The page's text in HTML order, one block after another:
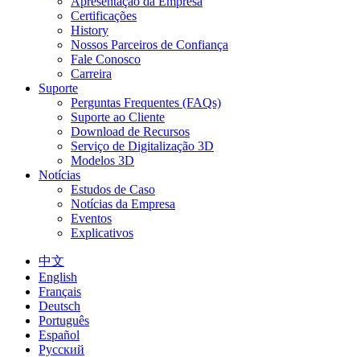
Certificações
History
Nossos Parceiros de Confiança
Fale Conosco
Carreira
Suporte
Perguntas Frequentes (FAQs)
Suporte ao Cliente
Download de Recursos
Serviço de Digitalização 3D
Modelos 3D
Notícias
Estudos de Caso
Notícias da Empresa
Eventos
Explicativos
中文
English
Français
Deutsch
Português
Español
Русский